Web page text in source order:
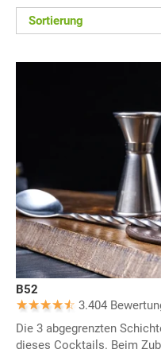
Sortierung
B52
3.404
Die 3 abgegrenzten
dieses Cocktails. Beim